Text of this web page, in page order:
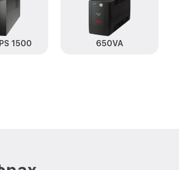
1500 650VA